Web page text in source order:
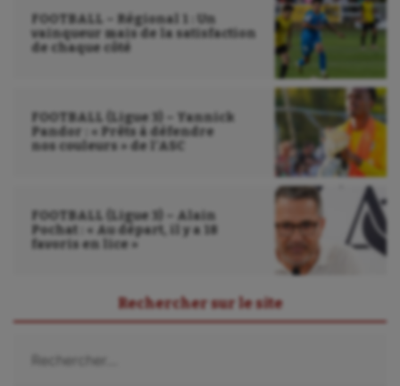
Tir à l'arc
UNSS
Wakeboard
Water-polo
FOOTBALL – Régional 1 : Un
vainqueur mais de la satisfaction
de chaque côté
FOOTBALL (Ligue 3) – Yannick
Pandor : « Prêts à défendre
nos couleurs » de l’ASC
FOOTBALL (Ligue 3) – Alain
Pochat : « Au départ, il y a 18
favoris en lice »
Rechercher sur le site